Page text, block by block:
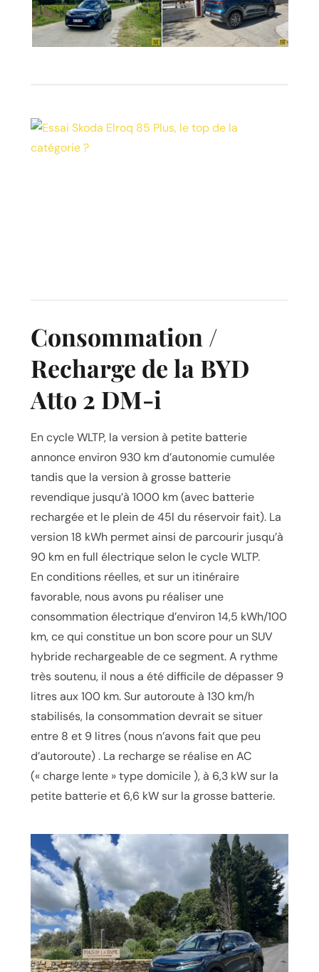
Consommation /
Recharge de la BYD
Atto 2 DM-i
En cycle WLTP, la version à petite batterie
annonce environ 930 km d’autonomie cumulée
tandis que la version à grosse batterie
revendique jusqu’à 1000 km (avec batterie
rechargée et le plein de 45l du réservoir fait). La
version 18 kWh permet ainsi de parcourir jusqu’à
90 km en full électrique selon le cycle WLTP.
En conditions réelles, et sur un itinéraire
favorable, nous avons pu réaliser une
consommation électrique d’environ 14,5 kWh/100
km, ce qui constitue un bon score pour un SUV
hybride rechargeable de ce segment. A rythme
très soutenu, il nous a été difficile de dépasser 9
litres aux 100 km. Sur autoroute à 130 km/h
stabilisés, la consommation devrait se situer
entre 8 et 9 litres (nous n’avons fait que peu
d’autoroute) . La recharge se réalise en AC
(« charge lente » type domicile ), à 6,3 kW sur la
petite batterie et 6,6 kW sur la grosse batterie.